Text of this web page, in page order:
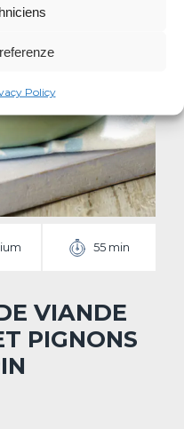
Policy
55 min
VIANDE
PIGNONS